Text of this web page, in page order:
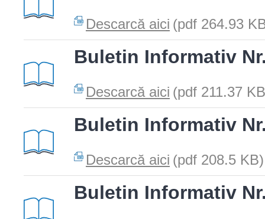
Descarcă aici (pdf 264.93
Buletin Informativ
Descarcă aici (pdf 211.37
Buletin Informativ
Descarcă aici (pdf 208.5 KB)
Buletin Informativ